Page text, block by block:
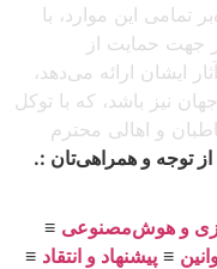
تمامی این موارد، با
جهت حمایت از
ایشان ارائه می‌دهد،
نیز باشد، که با توکل
و اهالی محترم
توجه و همراهی‌تان :.
و هوش‌مصنوعی ≡
≡ پیشنهاد و انتقاد ≡